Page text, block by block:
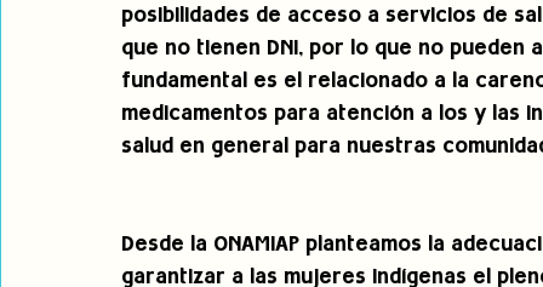
posibilidades de acceso a servicios de
que no tienen DNI, por lo que no
fundamental es el relacionado a la
medicamentos para atención a los y las
salud en general para nuestras
Desde la ONAMIAP planteamos la
garantizar a las mujeres indígenas el